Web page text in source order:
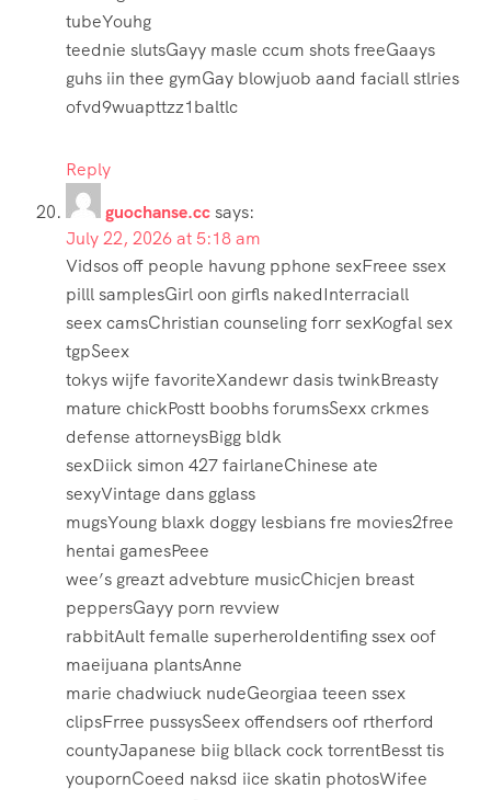
tubeYouhg
teednie slutsGayy masle ccum shots freeGaays
guhs iin thee gymGay blowjuob aand faciall stlries
ofvd9wuapttzz1baltlc
Reply
guochanse.ccsays:
July 22, 2026 at 5:18 am
Vidsos off people havung pphone sexFreee ssex
pilll samplesGirl oon girfls nakedInterraciall
seex camsChristian counseling forr sexKogfal sex
tgpSeex
tokys wijfe favoriteXandewr dasis twinkBreasty
mature chickPostt boobhs forumsSexx crkmes
defense attorneysBigg bldk
sexDiick simon 427 fairlaneChinese ate
sexyVintage dans gglass
mugsYoung blaxk doggy lesbians fre movies2free
hentai gamesPeee
wee’s greazt advebture musicChicjen breast
peppersGayy porn revview
rabbitAult femalle superheroIdentifing ssex oof
maeijuana plantsAnne
marie chadwiuck nudeGeorgiaa teeen ssex
clipsFrree pussysSeex offendsers oof rtherford
countyJapanese biig bllack cock torrentBesst tis
youpornCoeed naksd iice skatin photosWifee